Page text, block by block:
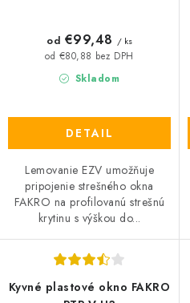
Skladom
od €80,88 bez DPH
od €99,48 / ks
DETAIL
Lemovanie EZV umožňuje
pripojenie strešného okna
FAKRO na profilovanú strešnú
krytinu s výškou do...
Kyvné plastové okno FAKRO